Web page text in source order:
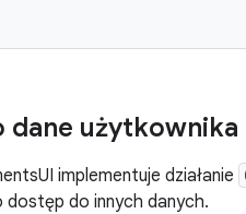
dane użytkownika
implementuje działanie
dostęp do innych danych.